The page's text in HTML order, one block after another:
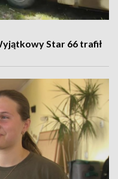
Star 66 trafił